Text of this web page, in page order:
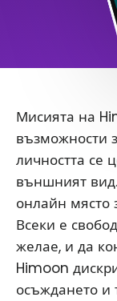
Мисията на
възможности
личността се
външният
онлайн място
Всеки е
желае, и да
Himoon
осъждането и